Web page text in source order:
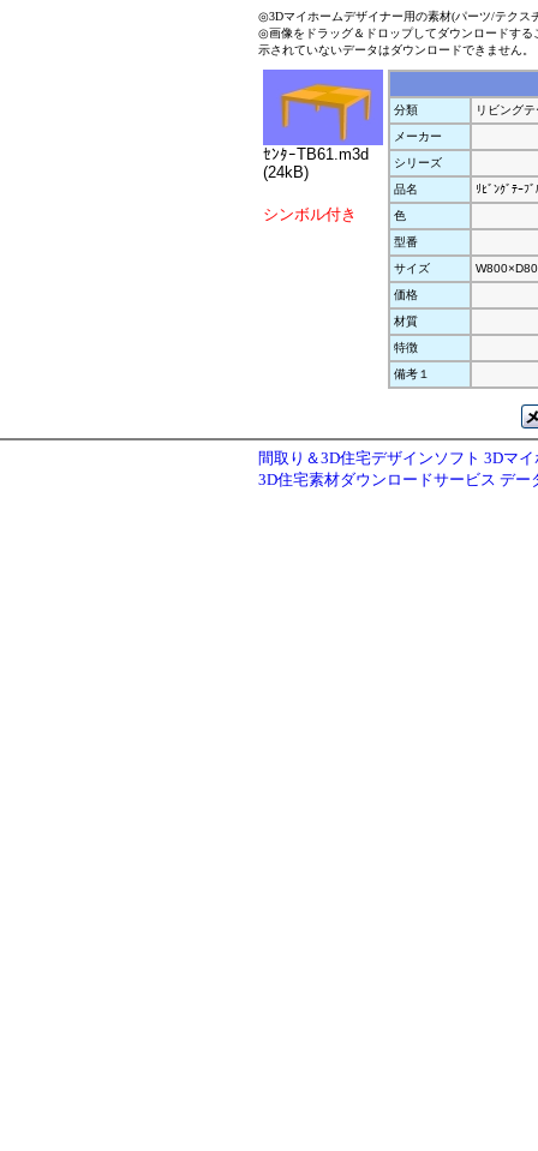
◎3Dマイホームデザイナー用の素材(パーツ/テクス
◎画像をドラッグ＆ドロップしてダウンロードす
示されていないデータはダウンロードできません。
ｾﾝﾀｰTB61.m3d
(24kB)
シンボル付き
分類
リビング
メーカー
シリーズ
品名
ﾘﾋﾞﾝｸﾞﾃｰﾌﾞ
色
型番
サイズ
価格
材質
特徴
備考１
間取り＆3D住宅デザインソフト 3Dマ
3D住宅素材ダウンロードサービス デー